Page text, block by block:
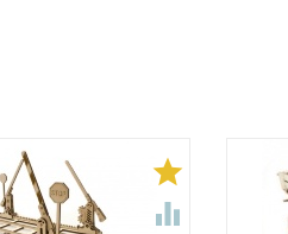

